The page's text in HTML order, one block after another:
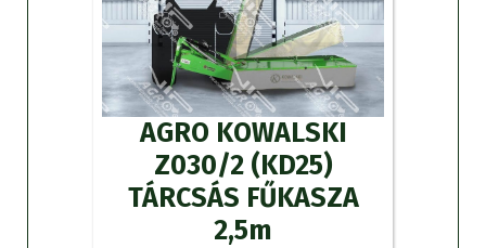
AGRO KOWALSKI
Z030/2 (KD25)
TÁRCSÁS FŰKASZA
2,5m